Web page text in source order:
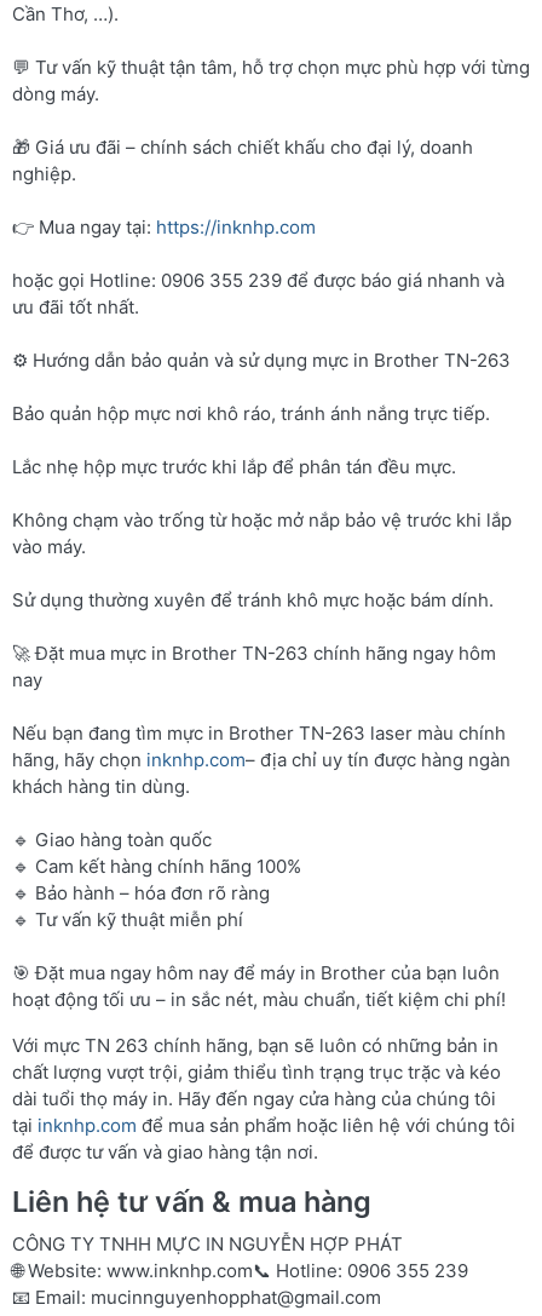
Cần Thơ, …).
💬 Tư vấn kỹ thuật tận tâm, hỗ trợ chọn mực phù hợp với từng
dòng máy.
🎁 Giá ưu đãi – chính sách chiết khấu cho đại lý, doanh
nghiệp.
👉 Mua ngay tại: https://inknhp.com
hoặc gọi Hotline: 0906 355 239 để được báo giá nhanh và
ưu đãi tốt nhất.
⚙️ Hướng dẫn bảo quản và sử dụng mực in Brother TN-263
Bảo quản hộp mực nơi khô ráo, tránh ánh nắng trực tiếp.
Lắc nhẹ hộp mực trước khi lắp để phân tán đều mực.
Không chạm vào trống từ hoặc mở nắp bảo vệ trước khi lắp
vào máy.
Sử dụng thường xuyên để tránh khô mực hoặc bám dính.
🚀 Đặt mua mực in Brother TN-263 chính hãng ngay hôm
nay
Nếu bạn đang tìm mực in Brother TN-263 laser màu chính
hãng, hãy chọn inknhp.com– địa chỉ uy tín được hàng ngàn
khách hàng tin dùng.
🔹 Giao hàng toàn quốc
🔹 Cam kết hàng chính hãng 100%
🔹 Bảo hành – hóa đơn rõ ràng
🔹 Tư vấn kỹ thuật miễn phí
🎯 Đặt mua ngay hôm nay để máy in Brother của bạn luôn
hoạt động tối ưu – in sắc nét, màu chuẩn, tiết kiệm chi phí!
Với mực TN 263 chính hãng, bạn sẽ luôn có những bản in
chất lượng vượt trội, giảm thiểu tình trạng trục trặc và kéo
dài tuổi thọ máy in. Hãy đến ngay cửa hàng của chúng tôi
tại inknhp.com để mua sản phẩm hoặc liên hệ với chúng tôi
để được tư vấn và giao hàng tận nơi.
Liên hệ tư vấn & mua hàng
CÔNG TY TNHH MỰC IN NGUYỄN HỢP PHÁT
🌐 Website: www.inknhp.com📞 Hotline: 0906 355 239
📧 Email: mucinnguyenhopphat@gmail.com